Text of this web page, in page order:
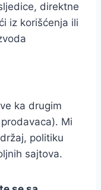
direktne
iz korišćenja ili
ka drugim
Mi
politiku
sajtova.